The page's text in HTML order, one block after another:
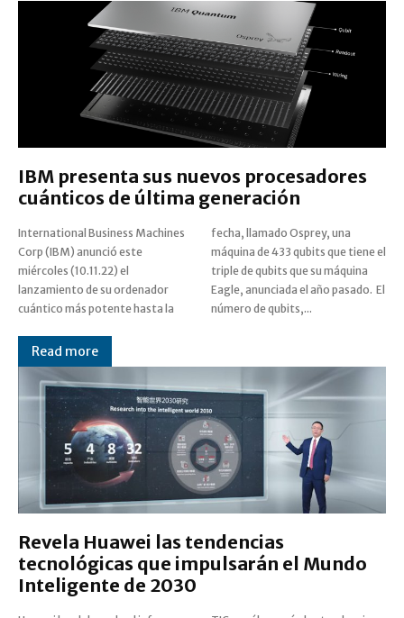
IBM presenta sus nuevos procesadores
cuánticos de última generación
International Business Machines
Corp (IBM) anunció este
miércoles (10.11.22) el
lanzamiento de su ordenador
cuántico más potente hasta la
fecha, llamado Osprey, una
máquina de 433 qubits que tiene el
triple de qubits que su máquina
Eagle, anunciada el año pasado. El
número de qubits,...
Read more
Revela Huawei las tendencias
tecnológicas que impulsarán el Mundo
Inteligente de 2030